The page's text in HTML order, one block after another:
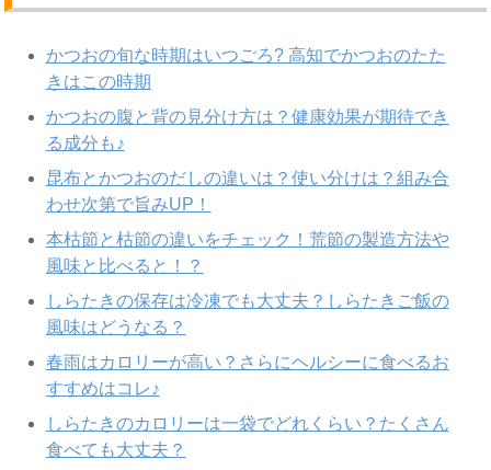
かつおの旬な時期はいつごろ? 高知でかつおのたた
きはこの時期
かつおの腹と背の見分け方は？健康効果が期待でき
る成分も♪
昆布とかつおのだしの違いは？使い分けは？組み合
わせ次第で旨みUP！
本枯節と枯節の違いをチェック！荒節の製造方法や
風味と比べると！？
しらたきの保存は冷凍でも大丈夫？しらたきご飯の
風味はどうなる？
春雨はカロリーが高い？さらにヘルシーに食べるお
すすめはコレ♪
しらたきのカロリーは一袋でどれくらい？たくさん
食べても大丈夫？